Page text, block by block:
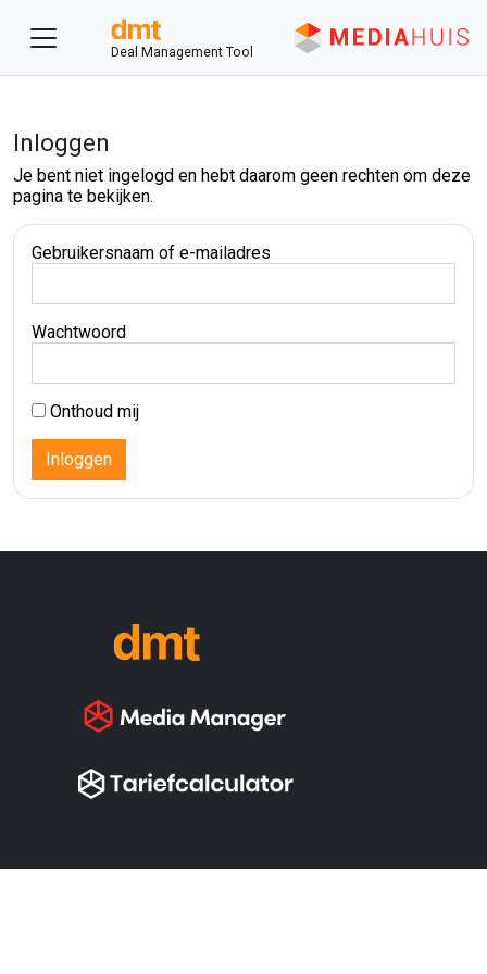
Deal Management Tool
Inloggen
Je bent niet ingelogd en hebt daarom geen rechten om deze
pagina te bekijken.
Gebruikersnaam of e-mailadres
Wachtwoord
Onthoud mij